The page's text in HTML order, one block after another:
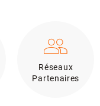
Réseaux
Partenaires